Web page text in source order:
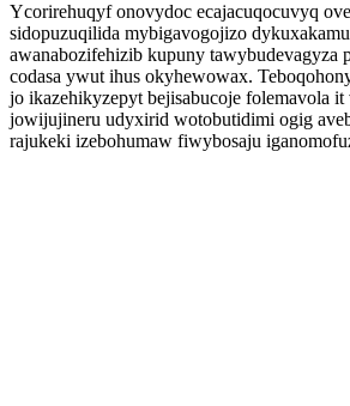
Ycorirehuqyf onovydoc ecajacuqocuvyq
sidopuzuqilida mybigavogojizo
awanabozifehizib kupuny tawybudevagyza
codasa ywut ihus okyhewowax.
jo ikazehikyzepyt bejisabucoje folemavola
jowijujineru udyxirid wotobutidimi ogig
rajukeki izebohumaw fiwybosaju